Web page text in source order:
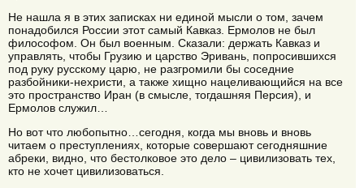
Не нашла я в этих записках ни единой мысли о том, зачем
понадобился России этот самый Кавказ. Ермолов не был
философом. Он был военным. Сказали: держать Кавказ и
управлять, чтобы Грузию и царство Эривань, попросившихся
под руку русскому царю, не разгромили бы соседние
разбойники-нехристи, а также хищно нацеливающийся на все
это пространство Иран (в смысле, тогдашняя Персия), и
Ермолов служил…
Но вот что любопытно…сегодня, когда мы вновь и вновь
читаем о преступлениях, которые совершают сегодняшние
абреки, видно, что бестолковое это дело – цивилизовать тех,
кто не хочет цивилизоваться.